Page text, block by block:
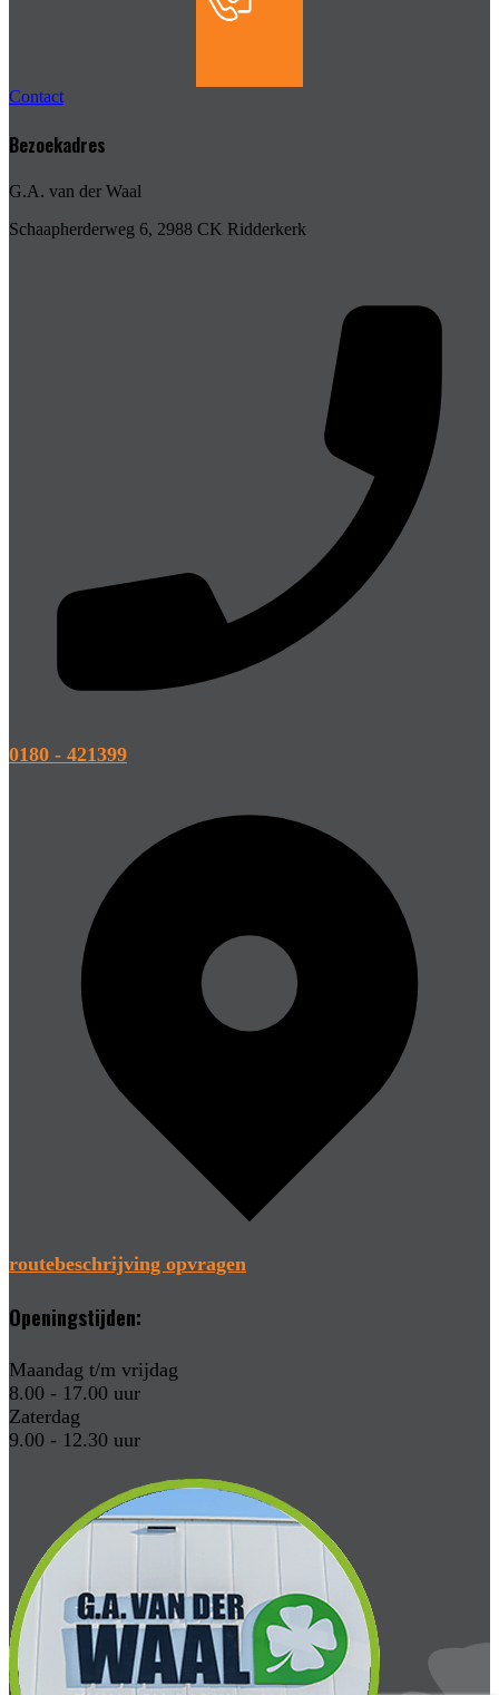
Contact
Bezoekadres
G.A. van der Waal
Schaapherderweg 6, 2988 CK Ridderkerk
0180 - 421399
routebeschrijving opvragen
Openingstijden:
Maandag t/m vrijdag
8.00 - 17.00 uur
Zaterdag
9.00 - 12.30 uur